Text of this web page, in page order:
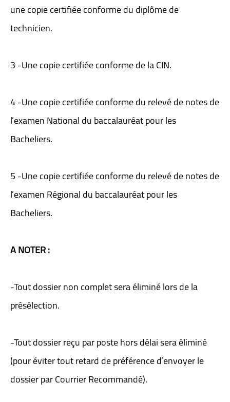
une copie certifiée conforme du diplôme de
technicien.
3 -Une copie certifiée conforme de la CIN.
4 -Une copie certifiée conforme du relevé de notes de
l’examen National du baccalauréat pour les
Bacheliers.
5 -Une copie certifiée conforme du relevé de notes de
l’examen Régional du baccalauréat pour les
Bacheliers.
A NOTER :
-Tout dossier non complet sera éliminé lors de la
présélection.
-Tout dossier reçu par poste hors délai sera éliminé
(pour éviter tout retard de préférence d’envoyer le
dossier par Courrier Recommandé).